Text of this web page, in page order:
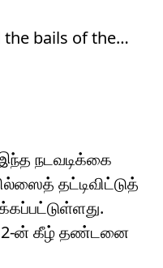
the bails of the…
நடவடிக்கை
தட்டிவிட்டுத்
2.2-ன் கீழ் தண்டனை